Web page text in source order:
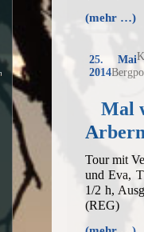
(mehr …)
25. Mai
2014
Mal
Tour mit
und Eva,
1/2 h,
(REG)